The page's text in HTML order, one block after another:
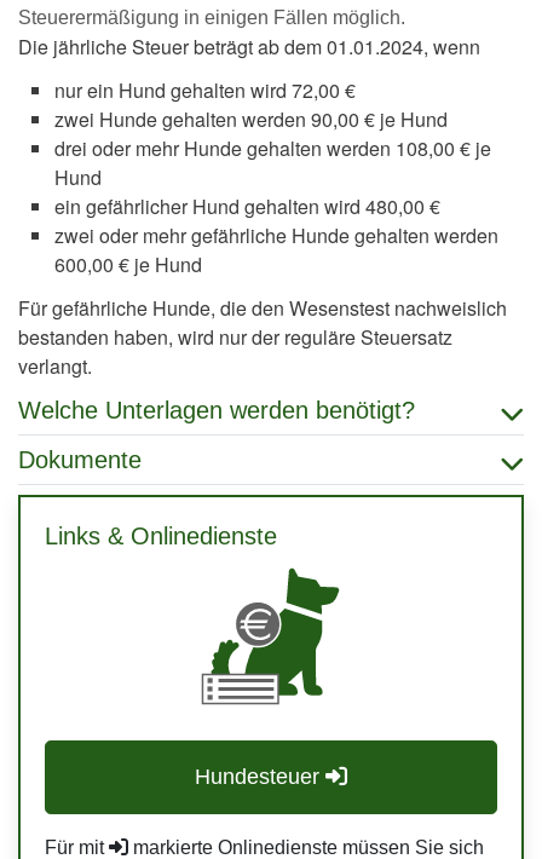
Steuerermäßigung in einigen Fällen möglich.
Die jährliche Steuer beträgt ab dem 01.01.2024, wenn
nur ein Hund gehalten wird 72,00 €
zwei Hunde gehalten werden 90,00 € je Hund
drei oder mehr Hunde gehalten werden 108,00 € je
Hund
ein gefährlicher Hund gehalten wird 480,00 €
zwei oder mehr gefährliche Hunde gehalten werden
600,00 € je Hund
Für gefährliche Hunde, die den Wesenstest nachweislich
bestanden haben, wird nur der reguläre Steuersatz
verlangt.
Welche Unterlagen werden benötigt?
Dokumente
Links & Onlinedienste
Hundesteuer
Für mit
markierte Onlinedienste müssen Sie sich